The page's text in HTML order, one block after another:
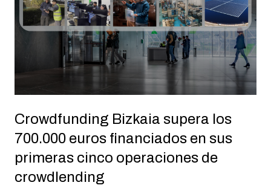
Crowdfunding Bizkaia supera los
700.000 euros financiados en sus
primeras cinco operaciones de
crowdlending